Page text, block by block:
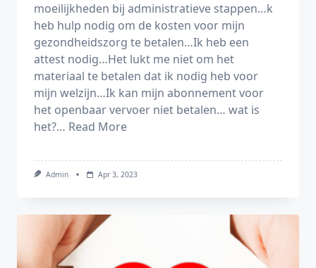
moeilijkheden bij administratieve stappen…k
heb hulp nodig om de kosten voor mijn
gezondheidszorg te betalen…Ik heb een
attest nodig…Het lukt me niet om het
materiaal te betalen dat ik nodig heb voor
mijn welzijn…Ik kan mijn abonnement voor
het openbaar vervoer niet betalen… wat is
het?… Read More
Admin Apr 3, 2023